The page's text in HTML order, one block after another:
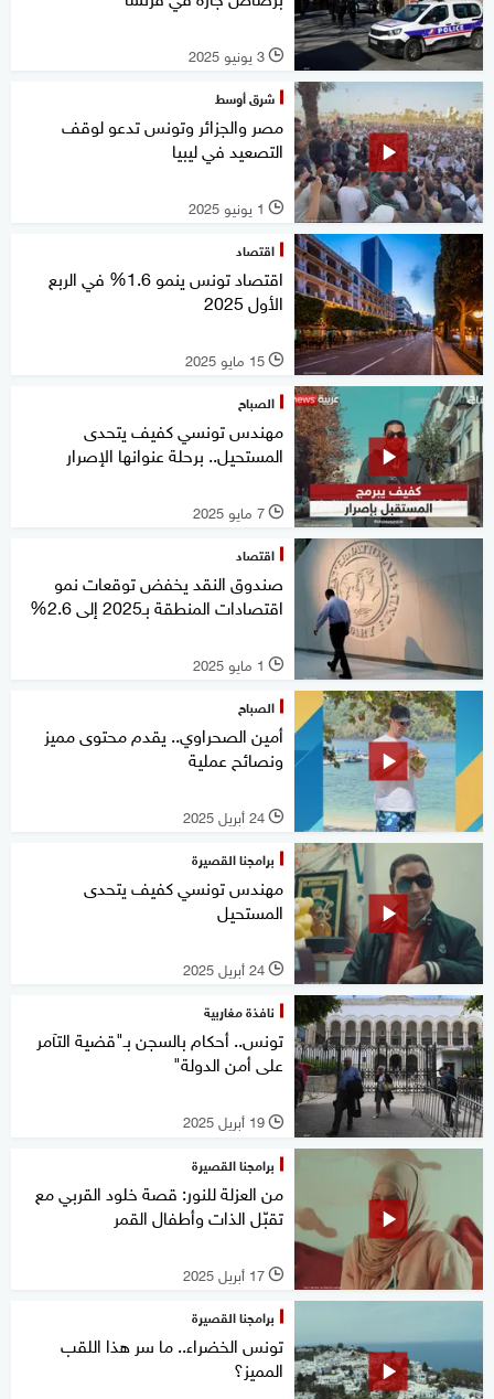
l 3 يونيو 2025
شرق أوسط
مصر والجزائر وتونس تدعو لوقف
التصعيد في ليبيا
l 1 يونيو 2025
اقتصاد
اقتصاد تونس ينمو 1.6% في الربع
الأول 2025
l 15 مايو 2025
الصباح
مهندس تونسي كفيف يتحدى
المستحيل.. برحلة عنوانها الإصرار
l 7 مايو 2025
اقتصاد
صندوق النقد يخفض توقعات نمو
اقتصادات المنطقة بـ2025 إلى 2.6%
l 1 مايو 2025
الصباح
أمين الصحراوي.. يقدم محتوى مميز
ونصائح عملية
l 24 أبريل 2025
برامجنا القصيرة
مهندس تونسي كفيف يتحدى
المستحيل
l 24 أبريل 2025
نافذة مغاربية
تونس.. أحكام بالسجن بـ"قضية التآمر
على أمن الدولة"
l 19 أبريل 2025
برامجنا القصيرة
من العزلة للنور: قصة خلود القربي مع
تقبّل الذات وأطفال القمر
l 17 أبريل 2025
برامجنا القصيرة
تونس الخضراء.. ما سر هذا اللقب
المميز؟